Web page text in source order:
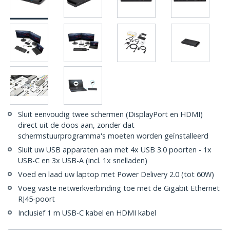
Sluit eenvoudig twee schermen (DisplayPort en HDMI)
direct uit de doos aan, zonder dat
schermstuurprogramma's moeten worden geïnstalleerd
Sluit uw USB apparaten aan met 4x USB 3.0 poorten - 1x
USB-C en 3x USB-A (incl. 1x snelladen)
Voed en laad uw laptop met Power Delivery 2.0 (tot 60W)
Voeg vaste netwerkverbinding toe met de Gigabit Ethernet
RJ45-poort
Inclusief 1 m USB-C kabel en HDMI kabel